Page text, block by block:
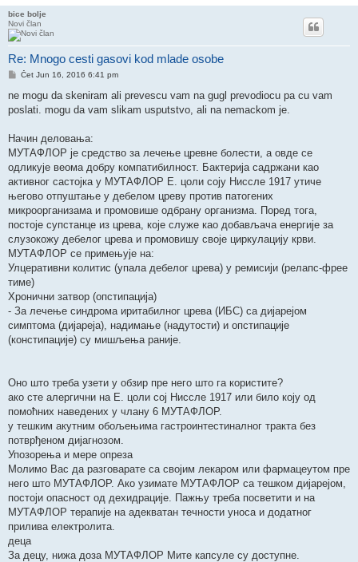
bice bolje
Novi član
Re: Mnogo cesti gasovi kod mlade osobe
Post
Čet Jun 16, 2016 6:41 pm
ne mogu da skeniram ali prevescu vam na gugl prevodiocu pa cu vam
poslati. mogu da vam slikam usputstvo, ali na nemackom je.
Начин деловања:
МУТАФЛОР је средство за лечење цревне болести, а овде се
одликује веома добру компатибилност. Бактерија садржани као
активног састојка у МУТАФЛОР Е. цоли соју Ниссле 1917 утиче
његово отпуштање у дебелом цреву против патогених
микроорганизама и промовише одбрану организма. Поред тога,
постоје супстанце из црева, које служе као добављача енергије за
слузокожу дебелог црева и промовишу своје циркулацију крви.
МУТАФЛОР се примењује на:
Улцеративни колитис (упала дебелог црева) у ремисији (релапс-фрее
тиме)
Хронични затвор (опстипација)
- За лечење синдрома иритабилног црева (ИБС) са дијарејом
симптома (дијареја), надимање (надутости) и опстипације
(констипације) су мишљења раније.
Оно што треба узети у обзир пре него што га користите?
ако сте алергични на Е. цоли сој Ниссле 1917 или било коју од
помоћних наведених у члану 6 МУТАФЛОР.
у тешким акутним обољењима гастроинтестиналног тракта без
потврђеном дијагнозом.
Упозорења и мере опреза
Молимо Вас да разговарате са својим лекаром или фармацеутом пре
него што МУТАФЛОР. Ако узимате МУТАФЛОР са тешком дијарејом,
постоји опасност од дехидрације. Пажњу треба посветити и на
МУТАФЛОР терапије на адекватан течности уноса и додатног
прилива електролита.
деца
За децу, нижа доза МУТАФЛОР Мите капсуле су доступне.